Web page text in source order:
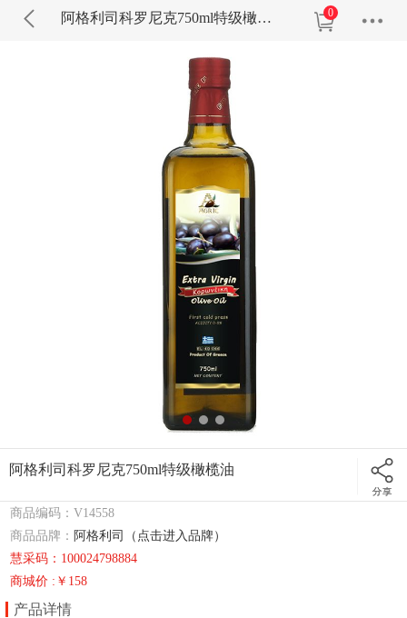
阿格利司科罗尼克750ml特级橄榄油 0
阿格利司科罗尼克750ml特级橄榄油
商品编码：V14558
商品品牌： 阿格利司（点击进入品牌）
慧采码：100024798884
商城价 :￥158
产品详情